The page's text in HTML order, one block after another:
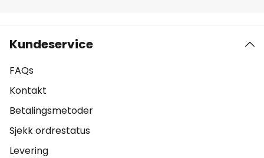
Kundeservice
FAQs
Kontakt
Betalingsmetoder
Sjekk ordrestatus
Levering